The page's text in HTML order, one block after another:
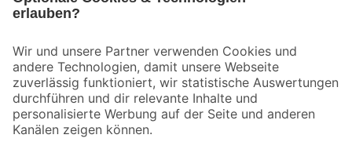
Der toom Newsletter: Keine Angebote und Aktionen mehr verpassen!
Zur Newsletter Anmeldung
Folge uns